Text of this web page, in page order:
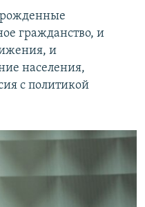
гражданство, и
и
населения,
с политикой